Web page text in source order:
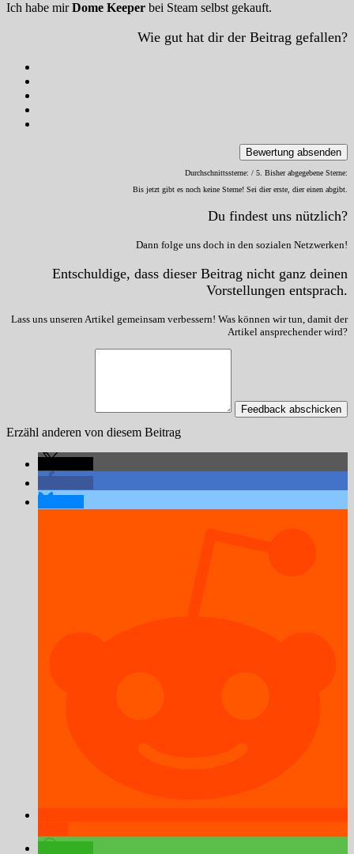
Ich habe mirDome Keeper bei Steam selbst gekauft.
Wie gut hat dir der Beitrag gefallen?
Bewertung absenden
Durchschnittssterne: / 5. Bisher abgegebene Sterne:
Bis jetzt gibt es noch keine Sterne! Sei dier erste, dier einen abgibt.
Du findest uns nützlich?
Dann folge uns doch in den sozialen Netzwerken!
Entschuldige, dass dieser Beitrag nicht ganz deinen
Vorstellungen entsprach.
Lass uns unseren Artikel gemeinsam verbessern! Was können wir tun, damit der
Artikel ansprechender wird?
Feedback abschicken
Erzähl anderen von diesem Beitrag